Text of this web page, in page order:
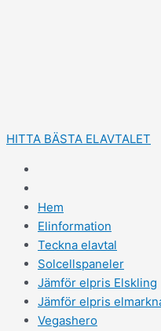
HITTA BÄSTA ELAVTALET
Hem
Elinformation
Teckna elavtal
Solcellspaneler
Jämför elpris Elskling
Jämför elpris
Vegashero